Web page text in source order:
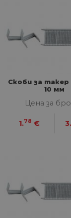
Скоби за такер
10 мм
Цена за
1.78 € 3.